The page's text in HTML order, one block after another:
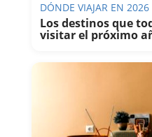
DÓNDE VIAJAR EN 2026
Los destinos que
visitar el próximo